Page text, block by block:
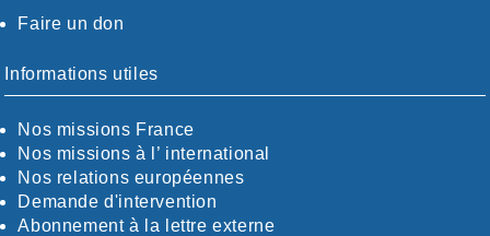
CALVADOS-ORNE
CHARENTE-MARITIME
CÖTE-D'OR
CÖTES-D'ARMOR
DORDOGNE
DRÖME / ARDÈCHE
ESSONNE
EURE-ET-LOIR
Faire un don
Informations utiles
Nos missions France
Nos missions à l’ international
Nos relations européennes
Demande d'intervention
Abonnement à la lettre externe